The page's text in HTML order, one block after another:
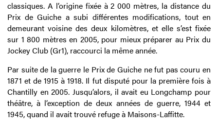
classiques. A l’origine fixée à 2 000 mètres, la distance du
Prix de Guiche a subi différentes modifications, tout en
demeurant voisine des deux kilomètres, et elle s’est fixée
sur 1 800 mètres en 2005, pour mieux préparer au Prix du
Jockey Club (Gr1), raccourci la même année.
Par suite de la guerre le Prix de Guiche ne fut pas couru en
1871 et de 1915 à 1918. Il fut disputé pour la première fois à
Chantilly en 2005. Jusqu’alors, il avait eu Longchamp pour
théâtre, à l’exception de deux années de guerre, 1944 et
1945, quand il avait trouvé refuge à Maisons-Laffitte.